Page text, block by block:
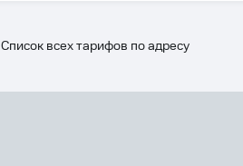
Список всех тарифов по адресу